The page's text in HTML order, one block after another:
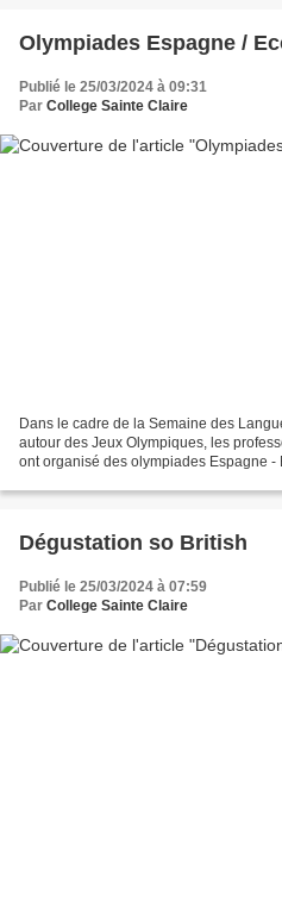
Olympiades Espagne /
Publié le 25/03/2024 à 09:31
Par College Sainte Claire
Dans le cadre de la Semaine des
autour des Jeux Olympiques, les
ont organisé des olympiades Espagne -
Dégustation so British
Publié le 25/03/2024 à 07:59
Par College Sainte Claire